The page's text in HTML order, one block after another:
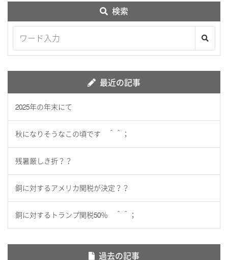
検索
最近の記事
2025年の年末にて
秋になりそうなこの頃です ＾＾；
残暑厳しき折？？
銅に対するアメリカ関税が決定？？
銅に対するトランプ関税50％ ＾＾；
過去の記事